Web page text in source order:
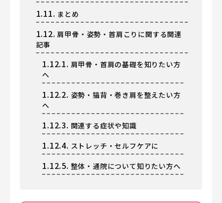
1.11. まとめ
1.12. 肩甲骨・姿勢・首肩こりに関する関連
記事
1.12.1. 肩甲骨・首肩の基礎を知りたい方
へ
1.12.2. 姿勢・猫背・巻き肩を整えたい方
へ
1.12.3. 関連する症状や知識
1.12.4. ストレッチ・セルフケアに
1.12.5. 整体・通院について知りたい方へ